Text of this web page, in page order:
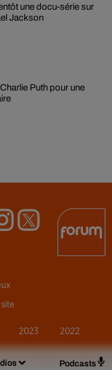
Podcasts
une docu-série sur
Jackson
Puth pour une
2023 2022